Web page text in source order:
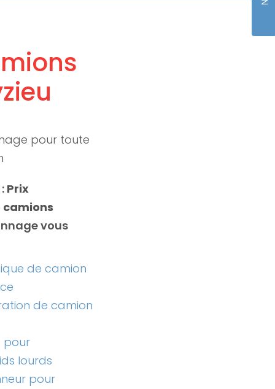
pour toute
Prix
vous
de camion
de camion
pour
lourds
pour